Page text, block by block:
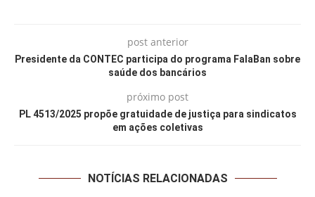
post anterior
Presidente da CONTEC participa do programa FalaBan sobre
saúde dos bancários
próximo post
PL 4513/2025 propõe gratuidade de justiça para sindicatos
em ações coletivas
NOTÍCIAS RELACIONADAS